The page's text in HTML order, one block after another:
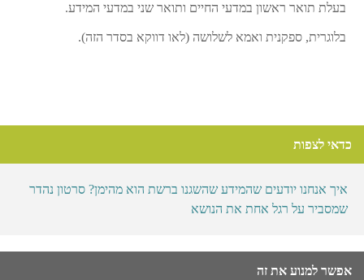
כדאי לצפות
איך אנחנו יודעים שהמידע שהשגנו ברשת הוא מהימן? סרטון נהדר
שמסביר על רגל אחת את הנושא
אפשר למנוע את זה
בעלת תואר ראשון במדעי החיים ותואר שני במדעי המידע.
בלוגרית, ספקנית ואמא לשלושה (לאו דווקא בסדר הזה).